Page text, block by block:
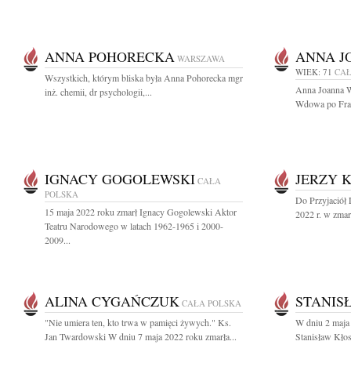
ANNA POHORECKA WARSZAWA
Wszystkich, którym bliska była Anna Pohorecka mgr
inż. chemii, dr psychologii,...
ANNA
WIEK: 71
Anna Joanna
Wdowa po
IGNACY GOGOLEWSKI CAŁA
POLSKA
15 maja 2022 roku zmarł Ignacy Gogolewski Aktor
Teatru Narodowego w latach 1962-1965 i 2000-
2009...
JERZY
Do Przyjaciół
2022 r. w
ALINA CYGAŃCZUK CAŁA POLSKA
"Nie umiera ten, kto trwa w pamięci żywych." Ks.
Jan Twardowski W dniu 7 maja 2022 roku zmarła...
W dniu 2
Stanisław